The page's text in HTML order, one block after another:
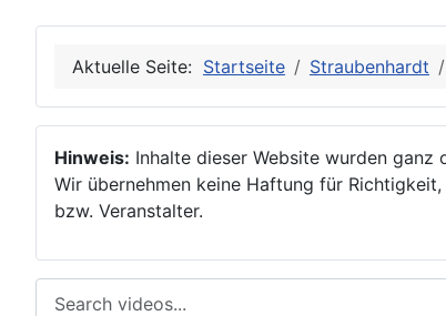
Aktuelle Seite: Startseite Straubenhardt
Hinweis: Inhalte dieser Website wurden
Wir übernehmen keine Haftung für
bzw. Veranstalter.